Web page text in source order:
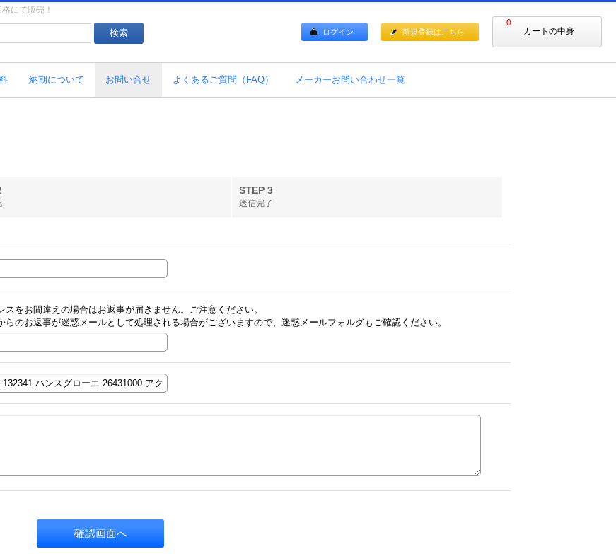
にて販売！
0
カートの中身
ログイン 新規登録はこちら
納期について お問い合せ よくあるご質問（FAQ） メーカーお問い合わせ一覧
STEP 3
送信完了
スをお間違えの場合はお返事が届きません。ご注意ください。
らのお返事が迷惑メールとして処理される場合がございますので、迷惑メールフォルダもご確認ください。